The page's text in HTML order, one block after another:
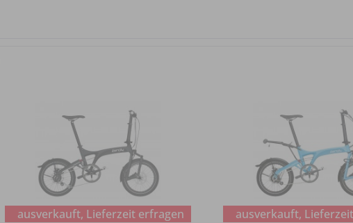
ausverkauft, Lieferzeit erfragen ausverkauft,